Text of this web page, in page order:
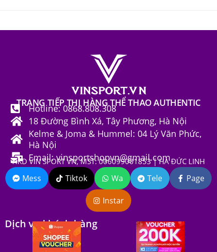
TRANG TIẾP THỊ HÀNG THỂ THAO AUTHENTIC
Hotline: 0868.808.308
18 Đường Bình Xá, Tây Phương, Hà Nội
Kelme & Joma & Hummel: 04 Lý Văn Phức,
Hà Nội
Email: vinsportshopvn@gmail.com
HKD VIN SPORT VN, MST: 006099001853 | HÀ ĐỨC LINH
Mess Tiktok Wa Tele Page
Instar
Dịch vụ khách hàng